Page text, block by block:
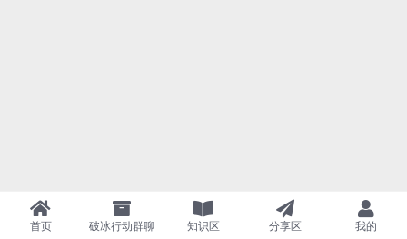
首页 破冰行动群聊 知识区 分享区 我的